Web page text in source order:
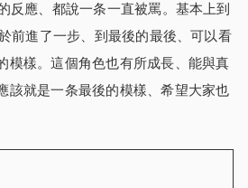
反應、都說一条一直被罵。基本上到
前進了一步、到最後的最後、可以看
模樣。這個角色也有所成長、能與真
該就是一条最後的模樣、希望大家也